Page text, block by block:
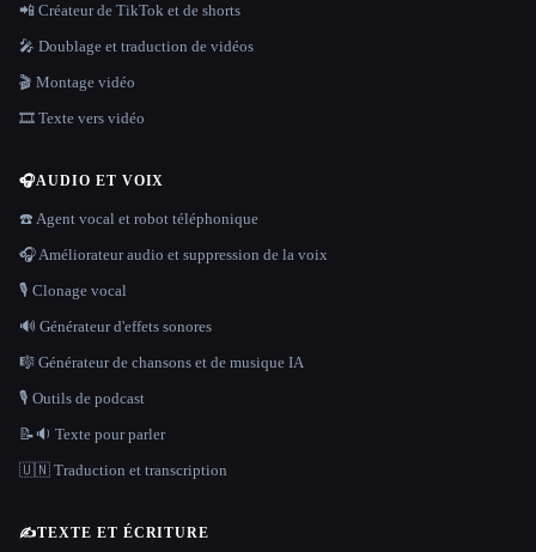
📲 Créateur de TikTok et de shorts
🎤 Doublage et traduction de vidéos
🎬 Montage vidéo
🎞️ Texte vers vidéo
🎧AUDIO ET VOIX
☎️ Agent vocal et robot téléphonique
🎧 Améliorateur audio et suppression de la voix
🎙️ Clonage vocal
🔊 Générateur d'effets sonores
🎼 Générateur de chansons et de musique IA
🎙️ Outils de podcast
📝🔉 Texte pour parler
🇺🇳 Traduction et transcription
✍️TEXTE ET ÉCRITURE